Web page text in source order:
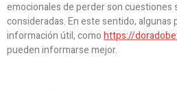
emocionales de perder son cuestiones
consideradas. En este sentido,
información útil, comohttps://
pueden informarse mejor.